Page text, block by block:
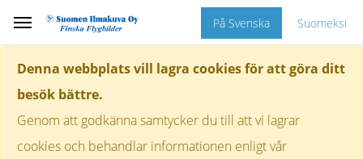
Denna webbplats vill lagra cookies för att göra ditt
besök bättre.
Genom att godkänna samtycker du till att vi lagrar
cookies och behandlar informationen enligt vår
På Svenska Suomeksi